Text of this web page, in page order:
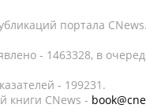
портала
- 1463328, в
- 199231.
книги CNews -